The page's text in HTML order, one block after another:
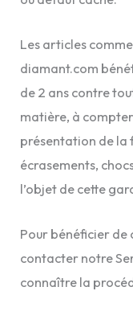
Les articles
diamant.com
de 2 ans contre
matière, à
présentation de la
écrasements,
l’objet de cette
Pour bénéficier de
contacter notre
connaître la